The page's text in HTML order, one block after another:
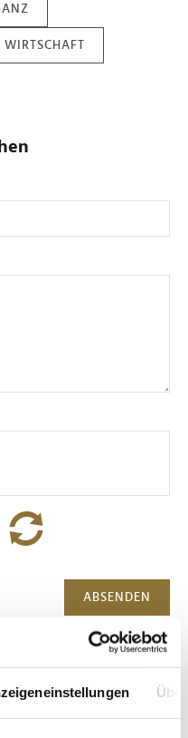
WIRTSCHAFT
ABSENDEN